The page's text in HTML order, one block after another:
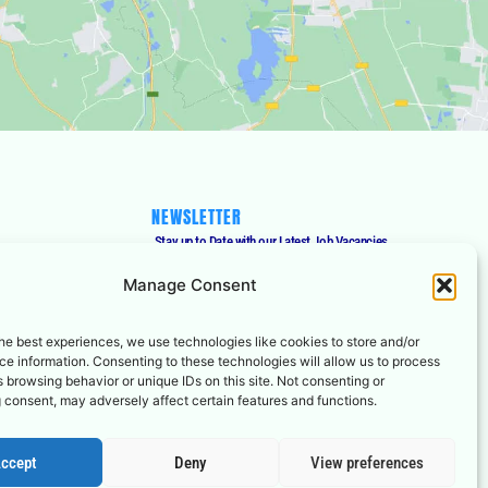
Manage Consent
best experiences, we use technologies like cookies to store and/or
information. Consenting to these technologies will allow us to process
browsing behavior or unique IDs on this site. Not consenting or
may adversely affect certain features and functions.
Deny View preferences
NEWSLETTER
Stay up to Date with our Latest Job Vacancies,
Email
Subscribe